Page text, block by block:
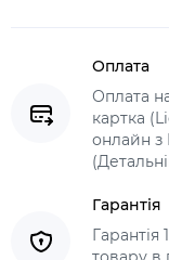
Оплата
Оплата
картка
онлайн з
Гарантія
Гарантія